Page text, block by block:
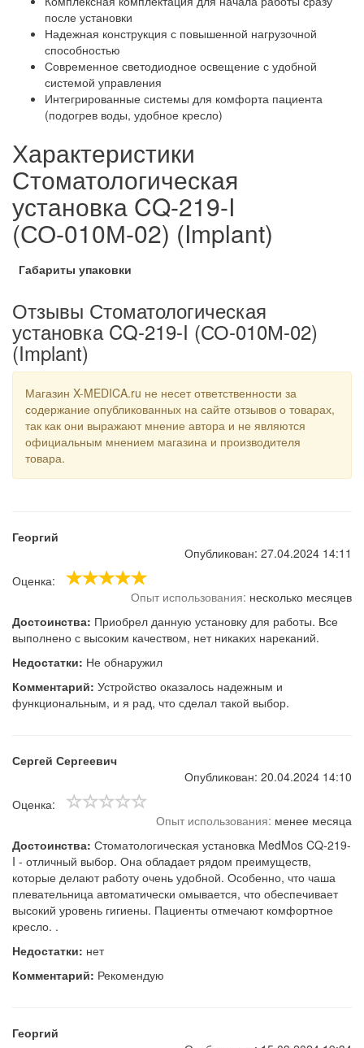
после установки
Надежная конструкция с повышенной нагрузочной
способностью
Современное светодиодное освещение с удобной
системой управления
Интегрированные системы для комфорта пациента
(подогрев воды, удобное кресло)
Характеристики
Стоматологическая
установка CQ-219-I
(СО-010М-02) (Implant)
Габариты упаковки
Отзывы Стоматологическая
установка CQ-219-I (СО-010М-02)
(Implant)
Магазин X-MEDICA.ru не несет ответственности за
содержание опубликованных на сайте отзывов о товарах,
так как они выражают мнение автора и не являются
официальным мнением магазина и производителя
товара.
Георгий
Опубликован: 27.04.2024 14:11
Оценка:
Опыт использования: несколько месяцев
Достоинства: Приобрел данную установку для работы. Все
выполнено с высоким качеством, нет никаких нареканий.
Недостатки: Не обнаружил
Комментарий: Устройство оказалось надежным и
функциональным, и я рад, что сделал такой выбор.
Сергей Сергеевич
Опубликован: 20.04.2024 14:10
Оценка:
Опыт использования: менее месяца
Достоинства: Стоматологическая установка MedMos CQ-219-
I - отличный выбор. Она обладает рядом преимуществ,
которые делают работу очень удобной. Особенно, что чаша
плевательница автоматически омывается, что обеспечивает
высокий уровень гигиены. Пациенты отмечают комфортное
кресло. .
Недостатки: нет
Комментарий: Рекомендую
Георгий